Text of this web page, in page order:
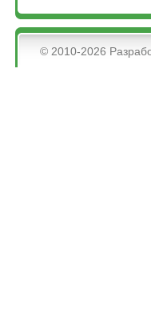
&bsps;
© 2010-2026